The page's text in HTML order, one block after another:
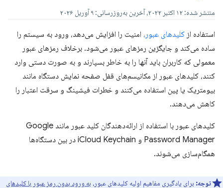
منتشر شده: ۱۲ اکتبر ۲۰۲۲، آخرین به‌روزرسانی: ۹ آوریل ۲۰۲۶
استفاده از کلیدهای عبور، امنیت را افزایش می‌دهد، ورود به سیستم را
ساده می‌کند و جایگزین رمزهای عبور می‌شود. برخلاف رمزهای عبور
معمولی که کاربران باید آنها را به خاطر بسپارند و به صورت دستی وارد
کنند، کلیدهای عبور از مکانیسم‌های قفل صفحه نمایش دستگاه مانند
بیومتریک یا پین استفاده می‌کنند و خطرات فیشینگ و سرقت اعتبار را
کاهش می‌دهند.
کلیدهای عبور با استفاده از ارائه‌دهندگان کلید عبور مانند Google
Password Manager و iCloud Keychain در بین دستگاه‌ها
همگام‌سازی می‌شوند.
توجه: برای یادگیری مفاهیم اولیه کلیدهای عبور، به ورود بدون رمز عبور با کلیدهای